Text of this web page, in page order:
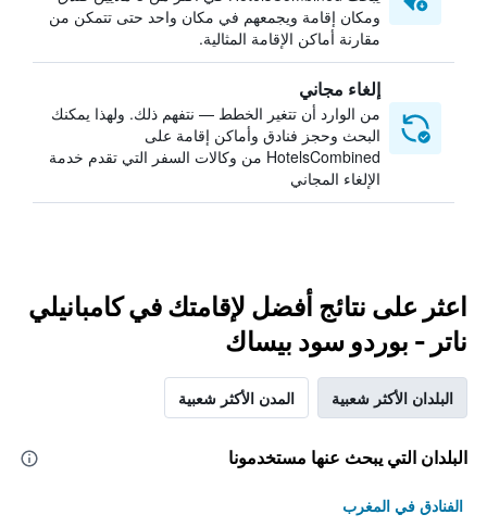
ومكان إقامة ويجمعهم في مكان واحد حتى تتمكن من
مقارنة أماكن الإقامة المثالية.
إلغاء مجاني
من الوارد أن تتغير الخطط — نتفهم ذلك. ولهذا يمكنك
البحث وحجز فنادق وأماكن إقامة على
HotelsCombined من وكالات السفر التي تقدم خدمة
الإلغاء المجاني
اعثر على نتائج أفضل لإقامتك في كامبانيلي
ناتر - بوردو سود بيساك
البلدان الأكثر شعبية المدن الأكثر شعبية
البلدان التي يبحث عنها مستخدمونا
الفنادق في المغرب